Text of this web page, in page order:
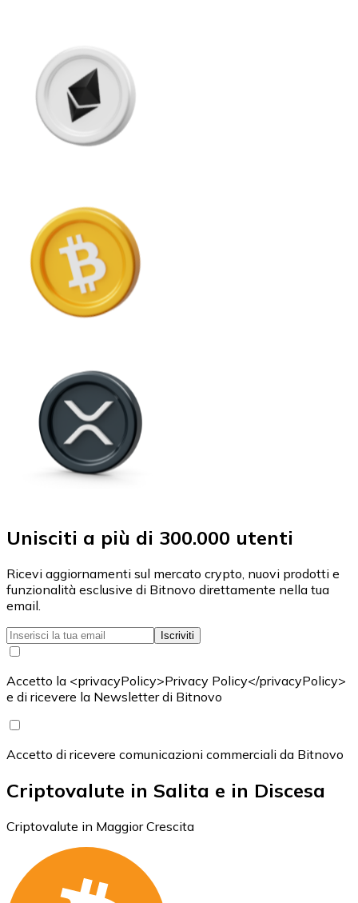
Unisciti a più di 300.000 utenti
Ricevi aggiornamenti sul mercato crypto, nuovi prodotti e
funzionalità esclusive di Bitnovo direttamente nella tua
email.
Iscriviti
Accetto la <privacyPolicy>Privacy Policy</privacyPolicy>
e di ricevere la Newsletter di Bitnovo
Accetto di ricevere comunicazioni commerciali da Bitnovo
Criptovalute in Salita e in Discesa
Criptovalute in Maggior Crescita